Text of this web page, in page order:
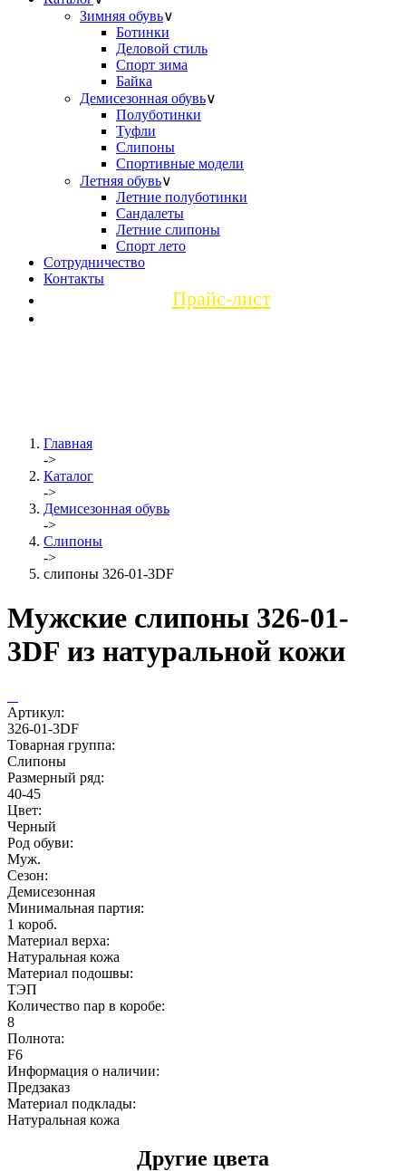
Зимняя обувь∨
Ботинки
Деловой стиль
Спорт зима
Байка
Демисезонная обувь∨
Полуботинки
Туфли
Слипоны
Спортивные модели
Летняя обувь∨
Летние полуботинки
Сандалеты
Летние слипоны
Спорт лето
Сотрудничество
Контакты
Прайс-лист
Главная
->
Каталог
->
Демисезонная обувь
->
Слипоны
->
слипоны 326-01-3DF
Мужские слипоны 326-01-
3DF из натуральной кожи
Артикул:
326-01-3DF
Товарная группа:
Слипоны
Размерный ряд:
40-45
Цвет:
Черный
Род обуви:
Муж.
Сезон:
Демисезонная
Минимальная партия:
1 короб.
Материал верха:
Натуральная кожа
Материал подошвы:
ТЭП
Количество пар в коробе:
8
Полнота:
F6
Информация о наличии:
Предзаказ
Материал подклады:
Натуральная кожа
Другие цвета